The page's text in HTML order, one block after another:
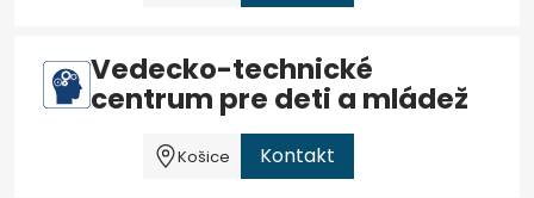
Vedecko-technické
centrum pre deti a mládež
Košice Kontakt